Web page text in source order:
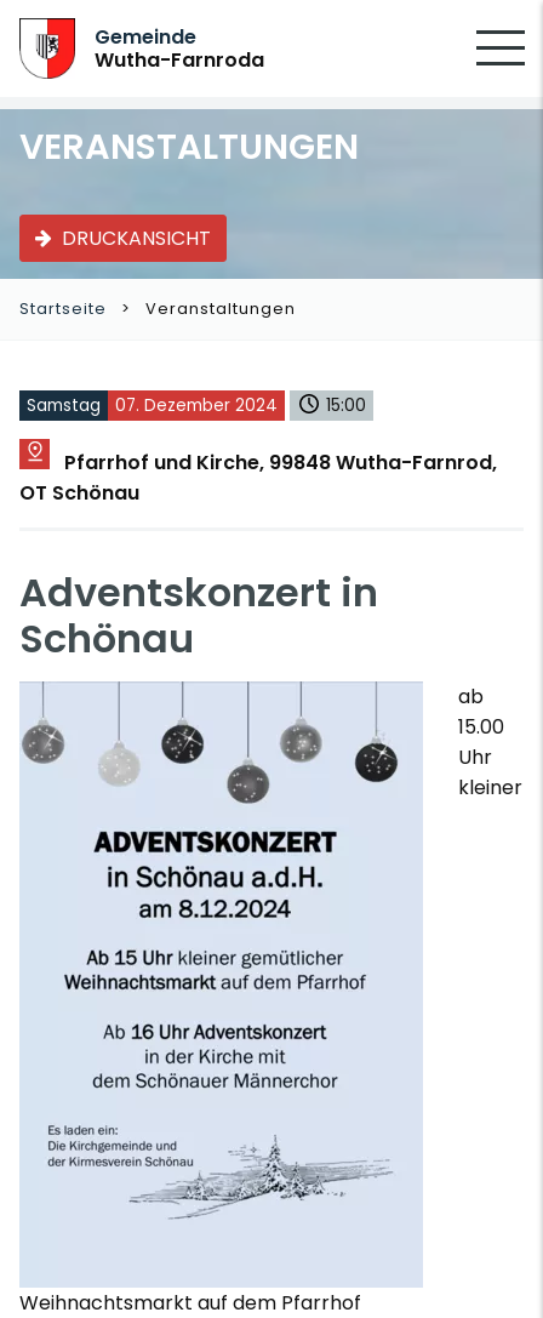
Gemeinde
Wutha-Farnroda
VERANSTALTUNGEN
DRUCKANSICHT
Startseite Veranstaltungen
Samstag 07. Dezember 2024 15:00
Pfarrhof und Kirche, 99848 Wutha-Farnrod,
OT Schönau
Adventskonzert in
Schönau
ab
15.00
Uhr
kleiner
Weihnachtsmarkt auf dem Pfarrhof